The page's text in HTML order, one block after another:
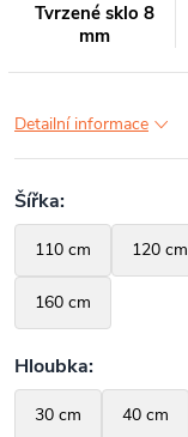
Tvrzené sklo 8
mm
Detailní informace